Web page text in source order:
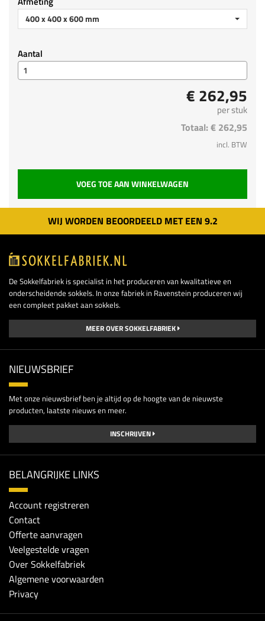
400 x 400 x 600 mm
Aantal
€ 262,95
per stuk
Totaal: € 262,95
incl. BTW
VOEG TOE AAN WINKELWAGEN
WIJ WORDEN BEOORDEELD MET EEN 9.2
De Sokkelfabriek is specialist in het produceren van kwalitatieve en
onderscheidende sokkels. In onze fabriek in Ravenstein produceren wij
een compleet pakket aan sokkels.
MEER OVER SOKKELFABRIEK
NIEUWSBRIEF
Met onze nieuwsbrief ben je altijd op de hoogte van de nieuwste
producten, laatste nieuws en meer.
INSCHRIJVEN
BELANGRIJKE LINKS
Account registreren
Contact
Offerte aanvragen
Veelgestelde vragen
Over Sokkelfabriek
Algemene voorwaarden
Privacy